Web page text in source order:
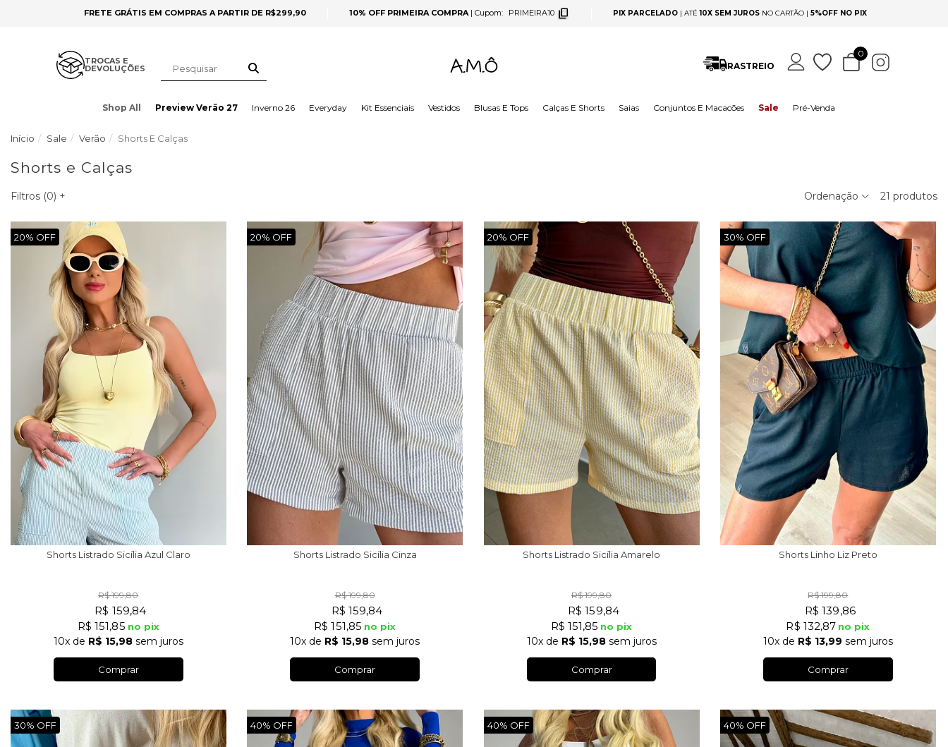
FRETE GRÁTIS EM COMPRAS A PARTIR DE R$299,90 10% OFF PRIMEIRA COMPRA| Cupom: PRIMEIRA10 PIX PARCELADO | ATÉ 10X SEM JUROS NO CARTÃO | 5%OFF NO PIX
TROCAS E
DEVOLUÇÕES RASTREIO
0
Shop All Preview Verão 27 Inverno 26 Everyday Kit Essenciais Vestidos Blusas E Tops Calças E Shorts Saias Conjuntos E Macacões Sale Pré-Venda
Início Sale Verão Shorts E Calças
Shorts e Calças
Filtros (0) + Ordenação 21 produtos
20%
Shorts Listrado Sicília Azul Claro
R$ 199,80
R$ 159,84
R$ 151,85 no pix
10xde R$ 15,98sem juros
Comprar
20%
Shorts Listrado Sicília Cinza
R$ 199,80
R$ 159,84
R$ 151,85 no pix
10x de R$ 15,98 sem juros
Comprar
20%
Shorts Listrado Sicília Amarelo
R$ 199,80
R$ 159,84
R$ 151,85 no pix
10xde R$ 15,98sem juros
Comprar
30%
Shorts Linho Liz Preto
R$ 199,80
R$ 139,86
R$ 132,87 no pix
10xde R$ 13,99 sem juros
Comprar
30% 40% 40% 40%